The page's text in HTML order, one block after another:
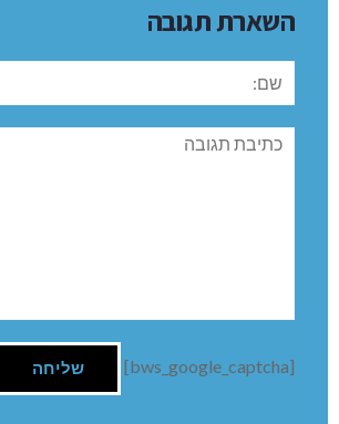
השארת תגובה
שם:
תגובה
[bws_google_captcha]